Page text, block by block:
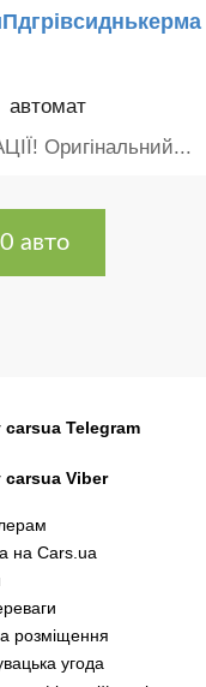
автомат
Оригінальний...
авто
carsua Telegram
carsua Viber
на Cars.ua
розміщення
угода